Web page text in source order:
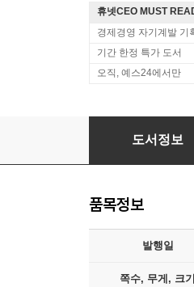
휴넷CEO MUST
경제경영 자기계발 기
기간 한정 특가 도서
오직, 예스24에서만
나는 매일 자신감
도서정보
품목정보
발행일
쪽수, 무게, 크기